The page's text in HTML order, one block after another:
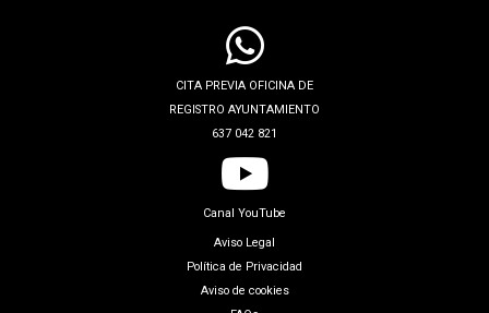
CITA PREVIA OFICINA DE
REGISTRO AYUNTAMIENTO
637 042 821
Canal YouTube
Aviso Legal
Política de Privacidad
Aviso de cookies